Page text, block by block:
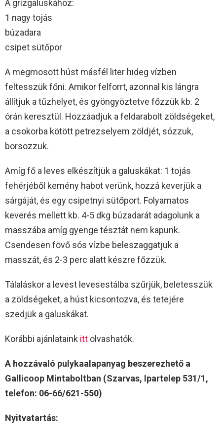
A grízgaluskához:
1 nagy tojás
búzadara
csipet sütőpor
A megmosott húst másfél liter hideg vízben
feltesszük főni. Amikor felforrt, azonnal kis lángra
állítjuk a tűzhelyet, és gyöngyöztetve főzzük kb. 2
órán keresztül. Hozzáadjuk a feldarabolt zöldségeket,
a csokorba kötött petrezselyem zöldjét, sózzuk,
borsozzuk.
Amíg fő a leves elkészítjük a galuskákat: 1 tojás
fehérjéből kemény habot verünk, hozzá keverjük a
sárgáját, és egy csipetnyi sütőport. Folyamatos
keverés mellett kb. 4-5 dkg búzadarát adagolunk a
masszába amíg gyenge tésztát nem kapunk.
Csendesen fövő sós vízbe beleszaggatjuk a
masszát, és 2-3 perc alatt készre főzzük.
Tálaláskor a levest levesestálba szűrjük, beletesszük
a zöldségeket, a húst kicsontozva, és tetejére
szedjük a galuskákat.
Korábbi ajánlataink itt olvashatók.
A hozzávaló pulykaalapanyag beszerezhető a
Gallicoop Mintaboltban (Szarvas, Ipartelep 531/1,
telefon: 06-66/621-550)
Nyitvatartás: